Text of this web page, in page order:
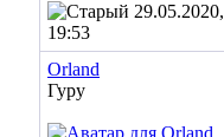
29.05.2020,
19:53
Orland
Гуру